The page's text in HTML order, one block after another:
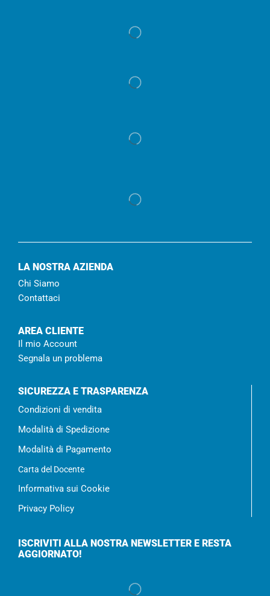
LA NOSTRA AZIENDA
Chi Siamo
Contattaci
AREA CLIENTE
Il mio Account
Segnala un problema
SICUREZZA E TRASPARENZA
Condizioni di vendita
Modalità di Spedizione
Modalità di Pagamento
Carta del Docente
Informativa sui Cookie
Privacy Policy
ISCRIVITI ALLA NOSTRA NEWSLETTER E RESTA
AGGIORNATO!